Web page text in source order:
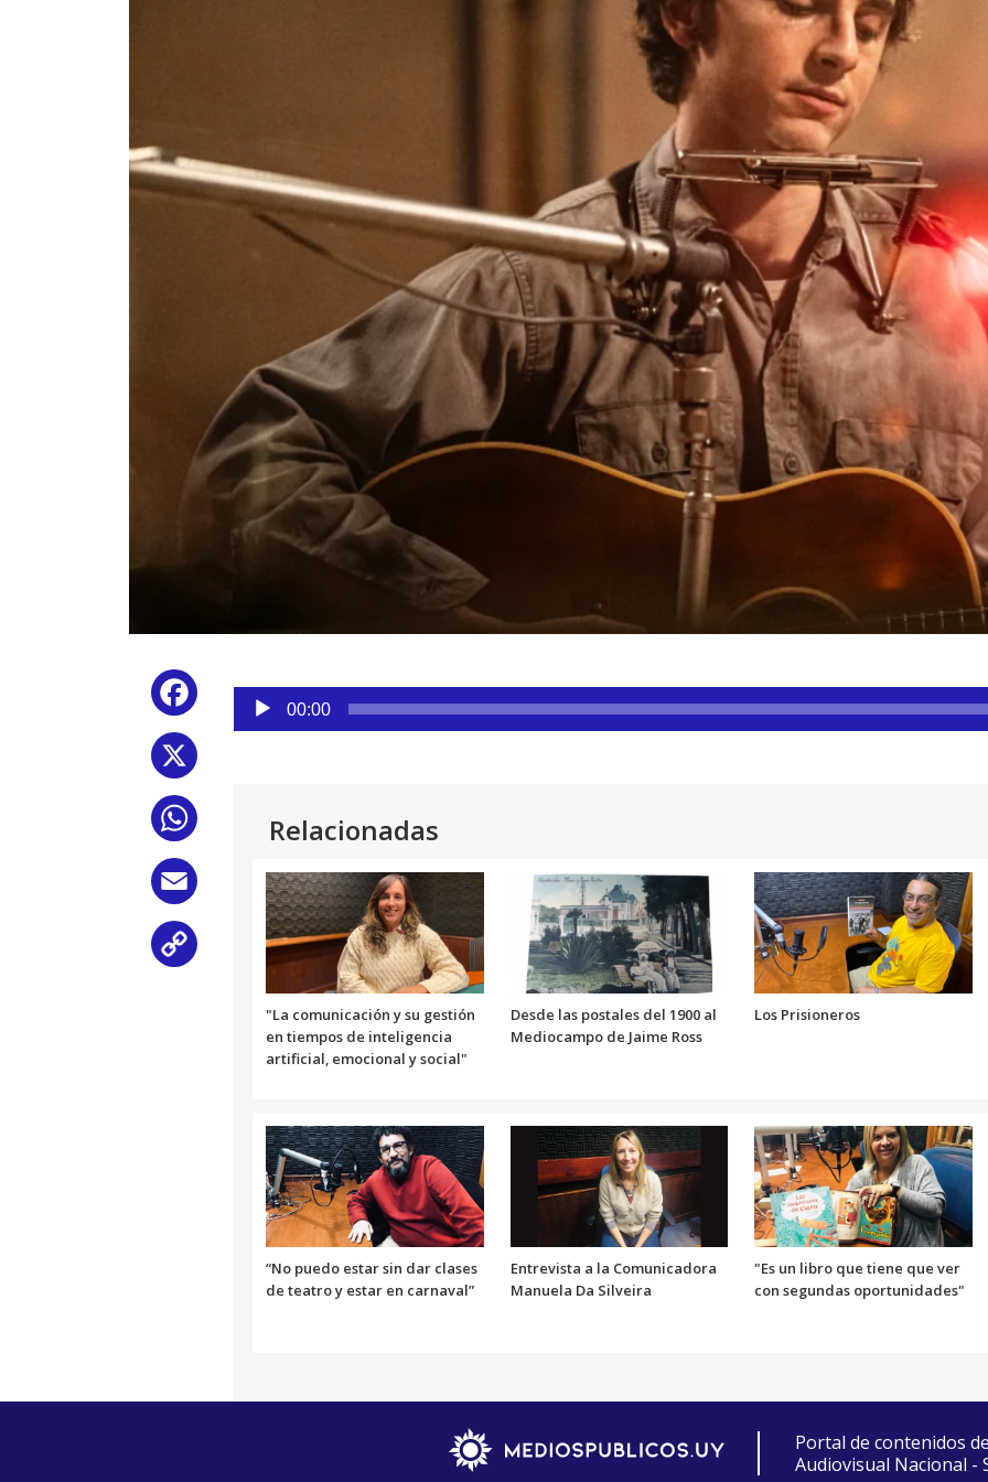
Facebook
WhatsApp
Reproductor
audio
00:00
Relacionadas
"La comunicación y su gestión
en tiempos de inteligencia
artificial, emocional y social"
Desde las postales del 1900 al
Mediocampo de Jaime Ross
Los Prisioneros
“No puedo estar sin dar clases
de teatro y estar en carnaval”
Entrevista a la Comunicadora
Manuela Da Silveira
"Es un libro que tiene que ver
con segundas oportunidades"
Portal de contenidos
Audiovisual Nacional -